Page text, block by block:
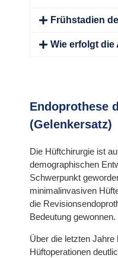
Frühstadien
Wie erfolgt
Endoprothese
(Gelenkersatz)
Die Hüftchirurgie ist
demographischen
Schwerpunkt
minimalinvasiven
die
Bedeutung gewonnen.
Über die letzten
Hüftoperationen